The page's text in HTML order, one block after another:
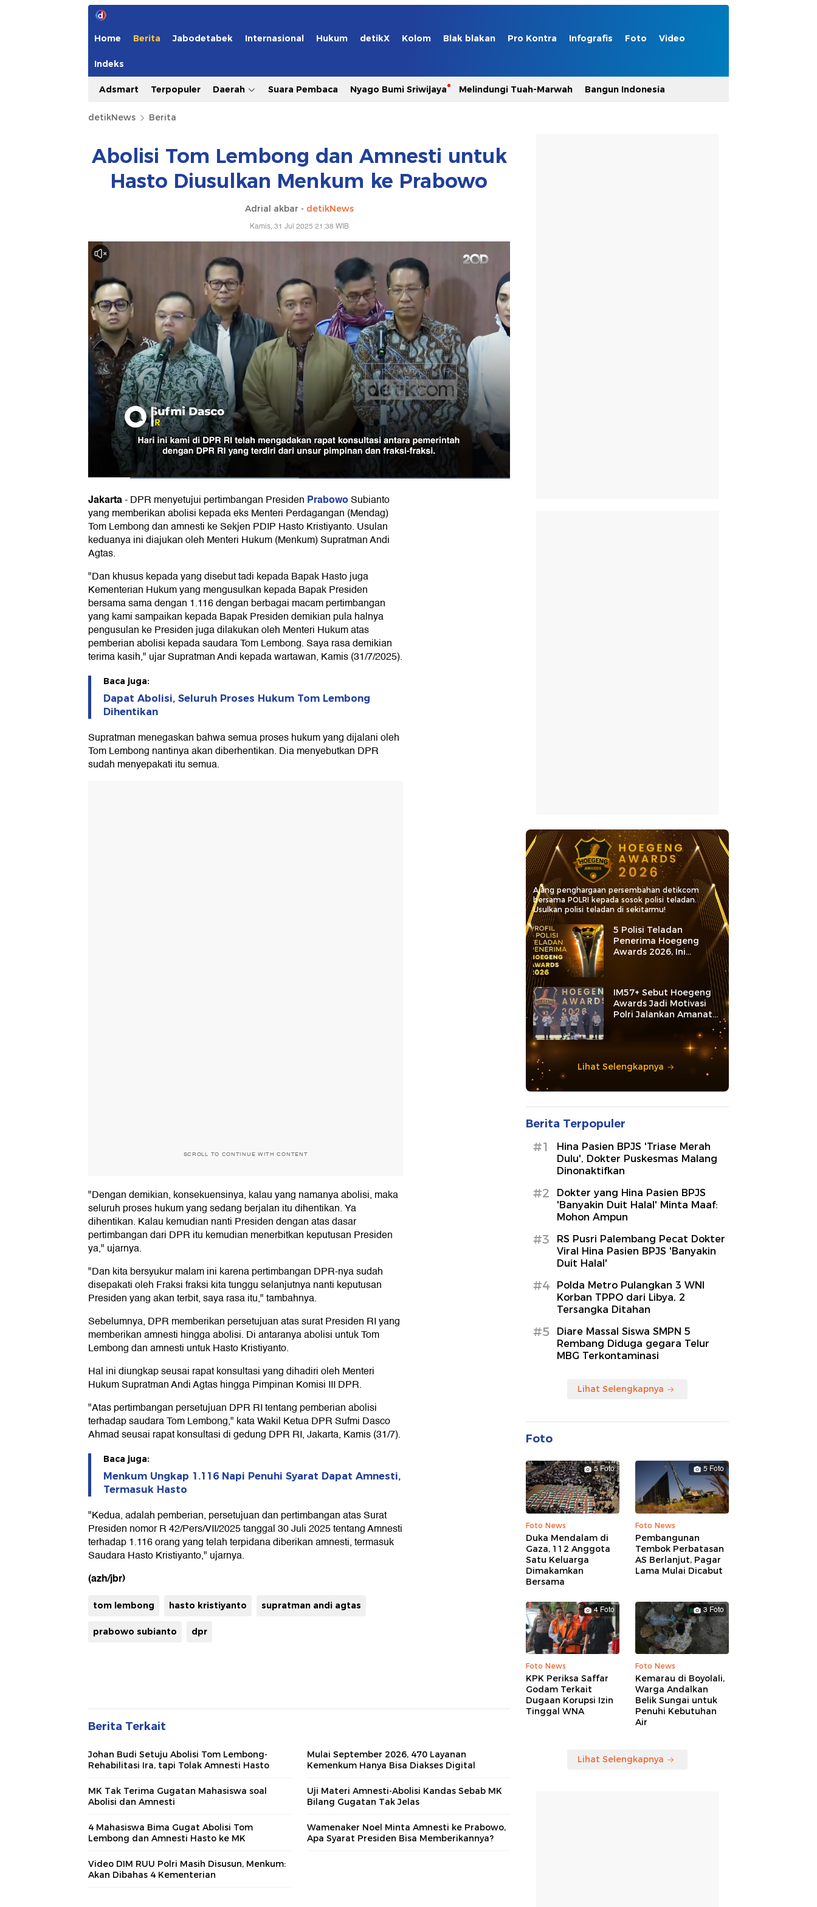
Home Berita Jabodetabek Internasional Hukum detikX Kolom Blak blakan Pro Kontra Infografis Foto Video
Indeks
Adsmart Terpopuler Daerah Suara Pembaca Nyago Bumi Sriwijaya Melindungi Tuah-Marwah Bangun Indonesia
detikNews Berita
Abolisi Tom Lembong dan Amnesti untuk
Hasto Diusulkan Menkum ke Prabowo
Adrial akbar - detikNews
Kamis, 31 Jul 2025 21:38 WIB
Jakarta-DPR menyetujui pertimbangan Presiden PrabowoSubianto
yang memberikan abolisi kepada eks Menteri Perdagangan (Mendag)
Tom Lembong dan amnesti ke Sekjen PDIP Hasto Kristiyanto. Usulan
keduanya ini diajukan oleh Menteri Hukum (Menkum) Supratman Andi
Agtas.
"Dan khusus kepada yang disebut tadi kepada Bapak Hasto juga
Kementerian Hukum yang mengusulkan kepada Bapak Presiden
bersama sama dengan 1.116 dengan berbagai macam pertimbangan
yang kami sampaikan kepada Bapak Presiden demikian pula halnya
pengusulan ke Presiden juga dilakukan oleh Menteri Hukum atas
pemberian abolisi kepada saudara Tom Lembong. Saya rasa demikian
terima kasih," ujar Supratman Andi kepada wartawan, Kamis (31/7/2025).
Baca juga:
Dapat Abolisi, Seluruh Proses Hukum Tom Lembong
Dihentikan
Supratman menegaskan bahwa semua proses hukum yang dijalani oleh
Tom Lembong nantinya akan diberhentikan. Dia menyebutkan DPR
sudah menyepakati itu semua.
SCROLL TO CONTINUE WITH CONTENT
"Dengan demikian, konsekuensinya, kalau yang namanya abolisi, maka
seluruh proses hukum yang sedang berjalan itu dihentikan. Ya
dihentikan. Kalau kemudian nanti Presiden dengan atas dasar
pertimbangan dari DPR itu kemudian menerbitkan keputusan Presiden
ya," ujarnya.
"Dan kita bersyukur malam ini karena pertimbangan DPR-nya sudah
disepakati oleh Fraksi fraksi kita tunggu selanjutnya nanti keputusan
Presiden yang akan terbit, saya rasa itu," tambahnya.
Sebelumnya, DPR memberikan persetujuan atas surat Presiden RI yang
memberikan amnesti hingga abolisi. Di antaranya abolisi untuk Tom
Lembong dan amnesti untuk Hasto Kristiyanto.
Hal ini diungkap seusai rapat konsultasi yang dihadiri oleh Menteri
Hukum Supratman Andi Agtas hingga Pimpinan Komisi III DPR.
"Atas pertimbangan persetujuan DPR RI tentang pemberian abolisi
terhadap saudara Tom Lembong," kata Wakil Ketua DPR Sufmi Dasco
Ahmad seusai rapat konsultasi di gedung DPR RI, Jakarta, Kamis (31/7).
Baca juga:
Menkum Ungkap 1.116 Napi Penuhi Syarat Dapat Amnesti,
Termasuk Hasto
"Kedua, adalah pemberian, persetujuan dan pertimbangan atas Surat
Presiden nomor R 42/Pers/VII/2025 tanggal 30 Juli 2025 tentang Amnesti
terhadap 1.116 orang yang telah terpidana diberikan amnesti, termasuk
Saudara Hasto Kristiyanto," ujarnya.
(azh/jbr)
tom lembong hasto kristiyanto supratman andi agtas
prabowo subianto dpr
Berita Terkait
Johan Budi Setuju Abolisi Tom Lembong-
Rehabilitasi Ira, tapi Tolak Amnesti Hasto
Mulai September 2026, 470 Layanan
Kemenkum Hanya Bisa Diakses Digital
MK Tak Terima Gugatan Mahasiswa soal
Abolisi dan Amnesti
Uji Materi Amnesti-Abolisi Kandas Sebab MK
Bilang Gugatan Tak Jelas
4 Mahasiswa Bima Gugat Abolisi Tom
Lembong dan Amnesti Hasto ke MK
Wamenaker Noel Minta Amnesti ke Prabowo,
Apa Syarat Presiden Bisa Memberikannya?
Video DIM RUU Polri Masih Disusun, Menkum:
Akan Dibahas 4 Kementerian
Ajang penghargaan persembahan detikcom
bersama POLRI kepada sosok polisi teladan.
Usulkan polisi teladan di sekitarmu!
5 Polisi Teladan
Penerima Hoegeng
Awards 2026, Ini
Kategori dan Kiprahnya
IM57+ Sebut Hoegeng
Awards Jadi Motivasi
Polri Jalankan Amanat
Lihat Selengkapnya
Berita Terpopuler
#1
Hina Pasien BPJS 'Triase Merah
Dulu', Dokter Puskesmas Malang
Dinonaktifkan
#2
Dokter yang Hina Pasien BPJS
'Banyakin Duit Halal' Minta Maaf:
Mohon Ampun
#3
RS Pusri Palembang Pecat Dokter
Viral Hina Pasien BPJS 'Banyakin
Duit Halal'
#4
Polda Metro Pulangkan 3 WNI
Korban TPPO dari Libya, 2
Tersangka Ditahan
#5
Diare Massal Siswa SMPN 5
Rembang Diduga gegara Telur
MBG Terkontaminasi
Lihat Selengkapnya
Foto
5 Foto
Foto News
Duka Mendalam di
Gaza, 112 Anggota
Satu Keluarga
Dimakamkan
Bersama
5 Foto
Foto News
Pembangunan
Tembok Perbatasan
AS Berlanjut, Pagar
Lama Mulai Dicabut
4 Foto
Foto News
KPK Periksa Saffar
Godam Terkait
Dugaan Korupsi Izin
Tinggal WNA
3 Foto
Foto News
Kemarau di Boyolali,
Warga Andalkan
Belik Sungai untuk
Penuhi Kebutuhan
Air
Lihat Selengkapnya